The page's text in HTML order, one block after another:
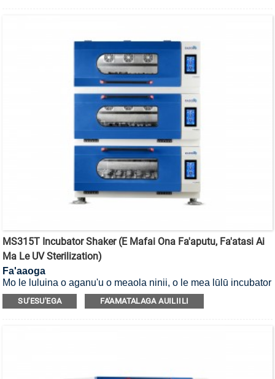
MS315T Incubator Shaker (E Mafai Ona Fa'aputu, Fa'atasi Ai
Ma Le UV Sterilization)
Fa'aaoga
Mo le luluina o aganu'u o meaola ninii, o le mea lūlū incubator
e mafai ona fa'amamāina i le UV.
SU'ESU'EGA FA'AMATALAGA AUILIILI